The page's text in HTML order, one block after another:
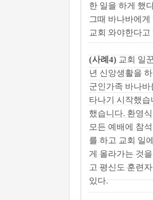
한 일을 하게 했
그때 바나바에
교회 와야한다고
(사례4) 교회 일
년 신앙생활을
군인가족 바나
타나기 시작했
했습니다. 환영
모든 예배에 참
를 하고 교회 일
게 올라가는 것
고 평신도 훈련
있다.